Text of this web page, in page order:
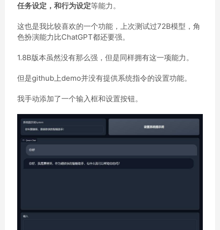
任务设定，和行为设定等能力。
这也是我比较喜欢的一个功能，上次测试过72B模型，角
色扮演能力比ChatGPT都还要强。
1.8B版本虽然没有那么强，但是同样拥有这一项能力。
但是github上demo并没有提供系统指令的设置功能。
我手动添加了一个输入框和设置按钮。